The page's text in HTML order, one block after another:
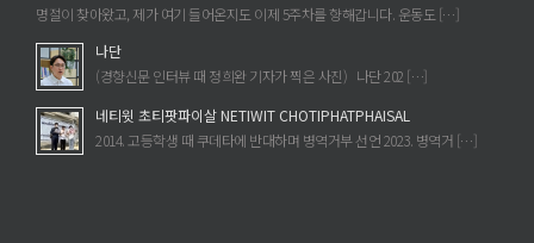
명절이 찾아왔고, 제가 여기 들어온지도 이제 5주차를 향해갑니다. 운동도 […]
나단
(경향신문 인터뷰 때 정희완 기자가 찍은 사진) 나단 202 […]
네티윗 초티팟파이살 NETIWIT CHOTIPHATPHAISAL
2014. 고등학생 때 쿠데타에 반대하며 병역거부 선언 2023. 병역거 […]